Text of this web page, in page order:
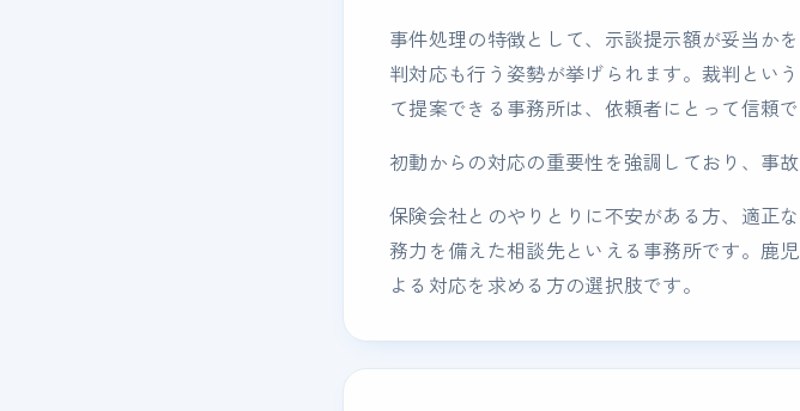
事件処理の特徴として、示談提示額が妥当か
判対応も行う姿勢が挙げられます。裁判とい
て提案できる事務所は、依頼者にとって信頼で
初動からの対応の重要性を強調しており、事
保険会社とのやりとりに不安がある方、適正
務力を備えた相談先といえる事務所です。鹿
よる対応を求める方の選択肢です。